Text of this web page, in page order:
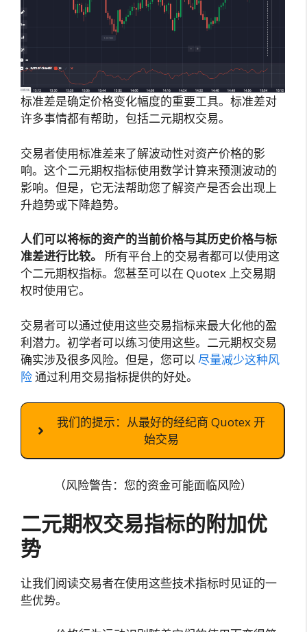
标准差是确定价格变化幅度的重要工具。标准差对
许多事情都有帮助，包括二元期权交易。
交易者使用标准差来了解波动性对资产价格的影
响。这个二元期权指标使用数学计算来预测波动的
影响。但是，它无法帮助您了解资产是否会出现上
升趋势或下降趋势。
人们可以将标的资产的当前价格与其历史价格与标
准差进行比较。 所有平台上的交易者都可以使用这
个二元期权指标。您甚至可以在 Quotex 上交易期
权时使用它。
交易者可以通过使用这些交易指标来最大化他的盈
利潜力。初学者可以练习使用这些。二元期权交易
确实涉及很多风险。但是，您可以 尽量减少这种风
险通过利用交易指标提供的好处。
我们的提示：从最好的经纪商 Quotex 开
始交易
（风险警告：您的资金可能面临风险）
二元期权交易指标的附加优
势
让我们阅读交易者在使用这些技术指标时见证的一
些优势。